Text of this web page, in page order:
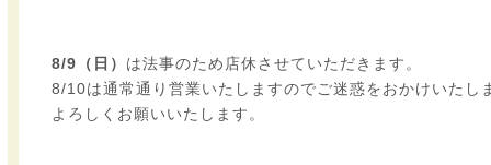
8/9（日） は法事のため店休させていただきます。
8/10は通常通り営業いたしますのでご迷惑をおかけいたし
よろしくお願いいたします。